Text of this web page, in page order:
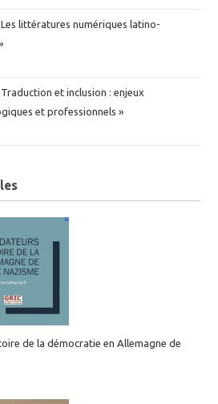
littératures numériques latino-
et inclusion : enjeux
et professionnels »
de la démocratie en Allemagne de